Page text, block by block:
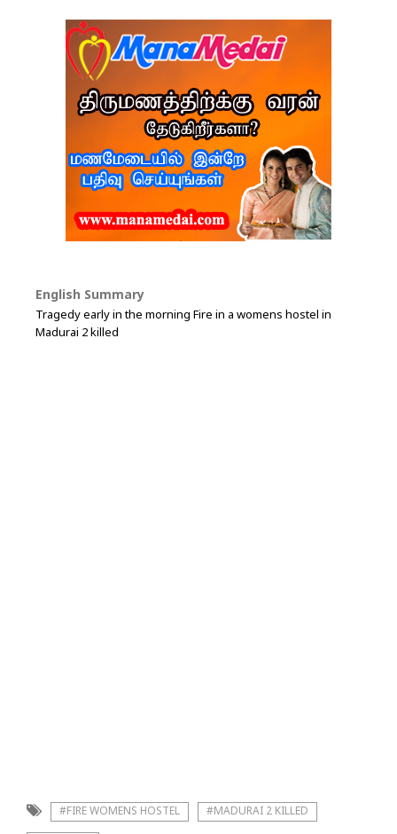
English Summary
Tragedy early in the morning Fire in a womens hostel in
Madurai 2 killed
#FIRE WOMENS HOSTEL #MADURAI 2 KILLED